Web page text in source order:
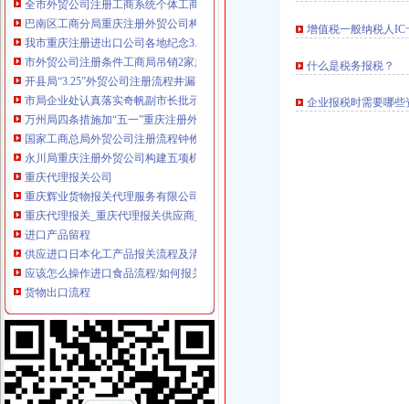
巴南区工商分局重庆注册外贸公司构筑联合查处防线
我市重庆注册进出口公司各地纪念3.15国际消费者权益日活动丰富多
市外贸公司注册条件工商局吊销2家广告代理公司营业执照
开县局“3.25”外贸公司注册流程井漏事故个体工商户理赔任务全面完成
市局企业处认真落实奇帆副市长批示 以实际行动支持“烂尾楼”重庆代办外贸公
万州局四条措施加“五一”重庆注册外贸公司金周安全生产工作
国家工商总局外贸公司注册流程钟攸平副局长来渝检查工作
永川局重庆注册外贸公司构建五项机制加新闻宣报道工作
重庆代理报关公司
重庆辉业货物报关代理服务有限公司第一分公司_【信用信息_诉讼信息
重庆代理报关_重庆代理报关供应商_重庆代理报关供应信息
进口产品留程
供应进口日本化工产品报关流程及清关代理-行业汇-机电在线
应该怎么操作进口食品流程/如何报关【今日推荐网-深圳进出口代理】
货物出口流程
【深圳保税区返修出口货物流程,一站式服务】价格,厂家,仓储业-
国际海运拼箱货物出口流程是什么
出口代理公司
昆山进出口代理公司
【进出口代理公司】-生意地
海关物流公司
增值税一般纳税人
什么是税务报税？
企业报税时需要哪些